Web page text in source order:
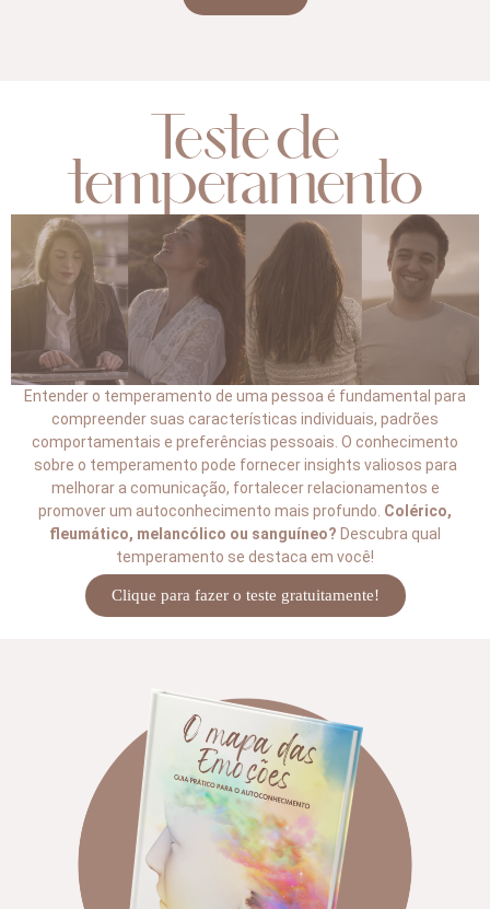
Teste de
temperamento
Entender o temperamento de uma pessoa é fundamental para
compreender suas características individuais, padrões
comportamentais e preferências pessoais. O conhecimento
sobre o temperamento pode fornecer insights valiosos para
melhorar a comunicação, fortalecer relacionamentos e
promover um autoconhecimento mais profundo. Colérico,
fleumático, melancólico ou sanguíneo? Descubra qual
temperamento se destaca em você!
Clique para fazer o teste gratuitamente!